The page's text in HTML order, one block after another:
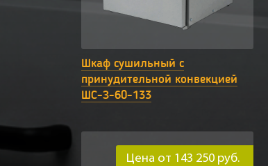
Шкаф сушильный с
принудительной конвекцией
ШС-З-60-133
Цена от 143 250 руб.